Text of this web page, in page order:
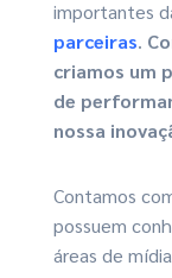
importantes
parceiras.
criamos um
de
nossa
Contamos
possuem
áreas de